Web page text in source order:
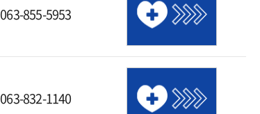
063-855-5953
063-832-1140